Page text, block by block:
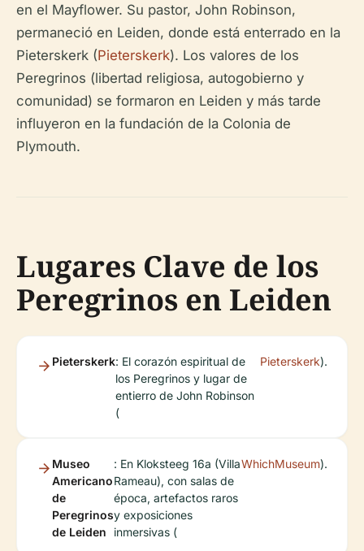
en el Mayflower. Su pastor, John Robinson,
permaneció en Leiden, donde está enterrado en la
Pieterskerk (Pieterskerk). Los valores de los
Peregrinos (libertad religiosa, autogobierno y
comunidad) se formaron en Leiden y más tarde
influyeron en la fundación de la Colonia de
Plymouth.
Lugares Clave de los
Peregrinos en Leiden
Pieterskerk: El corazón espiritual de
los Peregrinos y lugar de
entierro de John Robinson
(
Pieterskerk).
Museo
Americano
de
Peregrinos
de Leiden
: En Kloksteeg 16a (Villa
Rameau), con salas de
época, artefactos raros
y exposiciones
inmersivas (
WhichMuseum).